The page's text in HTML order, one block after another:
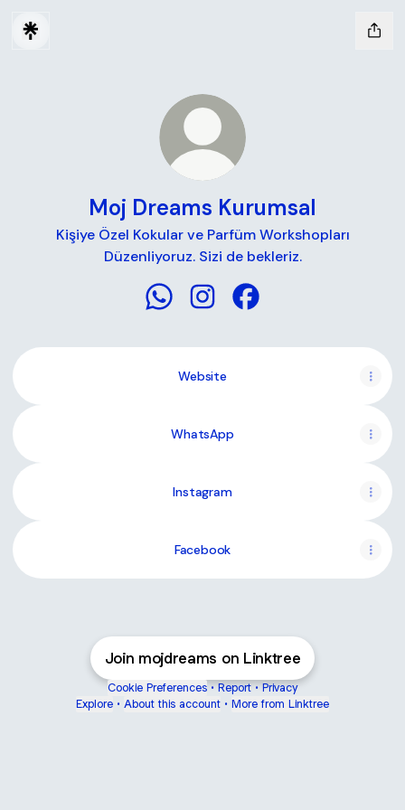
Moj Dreams Kurumsal
Kişiye Özel Kokular ve Parfüm Workshopları
Düzenliyoruz. Sizi de bekleriz.
Website
WhatsApp
Instagram
Facebook
Join mojdreams on Linktree
Cookie Preferences • Report • Privacy
Explore • About this account • More from Linktree